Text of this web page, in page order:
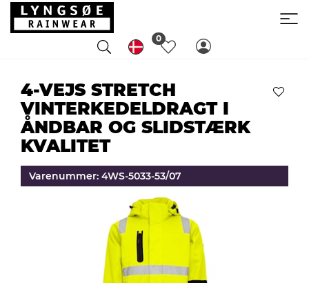
0
4-VEJS STRETCH
VINTERKEDELDRAGT I
ÅNDBAR OG SLIDSTÆRK
KVALITET
Varenummer: 4WS-5033-53/07